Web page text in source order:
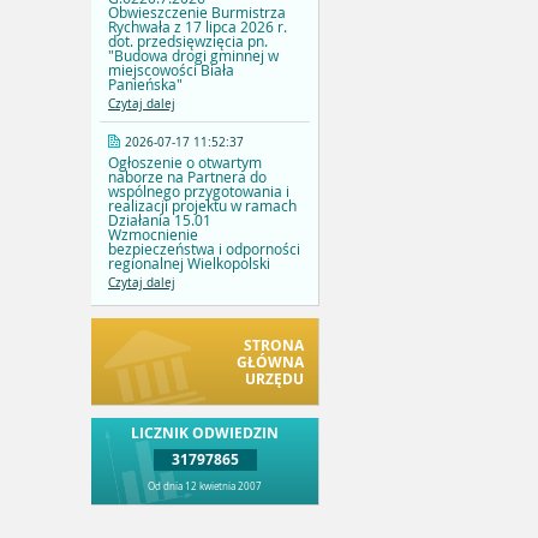
Obwieszczenie Burmistrza
Rychwała z 17 lipca 2026 r.
dot. przedsięwzięcia pn.
"Budowa drogi gminnej w
miejscowości Biała
Panieńska"
Czytaj dalej
2026-07-17 11:52:37
Ogłoszenie o otwartym
naborze na Partnera do
wspólnego przygotowania i
realizacji projektu w ramach
Działania 15.01
Wzmocnienie
bezpieczeństwa i odporności
regionalnej Wielkopolski
Czytaj dalej
STRONA
GŁÓWNA
URZĘDU
LICZNIK ODWIEDZIN
31797865
Od dnia 12 kwietnia 2007